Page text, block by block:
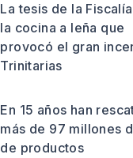
La tesis de la
la cocina a leña que
provocó el gran
Trinitarias
En 15 años han
más de 97 millones
de productos